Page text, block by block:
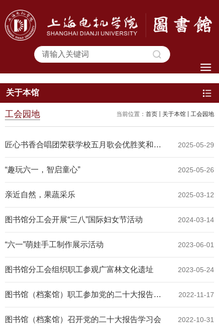
关于本馆
当前位置： 首页 关于本馆 工会园地
工会园地
匠心书香合唱团荣获学校五月歌会优胜奖和优秀组织奖 2025-05-29
“趣玩六一，智启童心” 2025-05-26
亲近自然，果蔬采乐 2025-03-12
图书馆分工会开展“三八”国际妇女节活动 2024-03-14
“六一”萌娃手工制作展示活动 2023-06-01
图书馆分工会组织职工参观广富林文化遗址 2023-05-24
图书馆（档案馆）职工参加党的二十大报告精神宣讲学习 2022-11-17
图书馆（档案馆）召开党的二十大报告学习会 2022-10-31